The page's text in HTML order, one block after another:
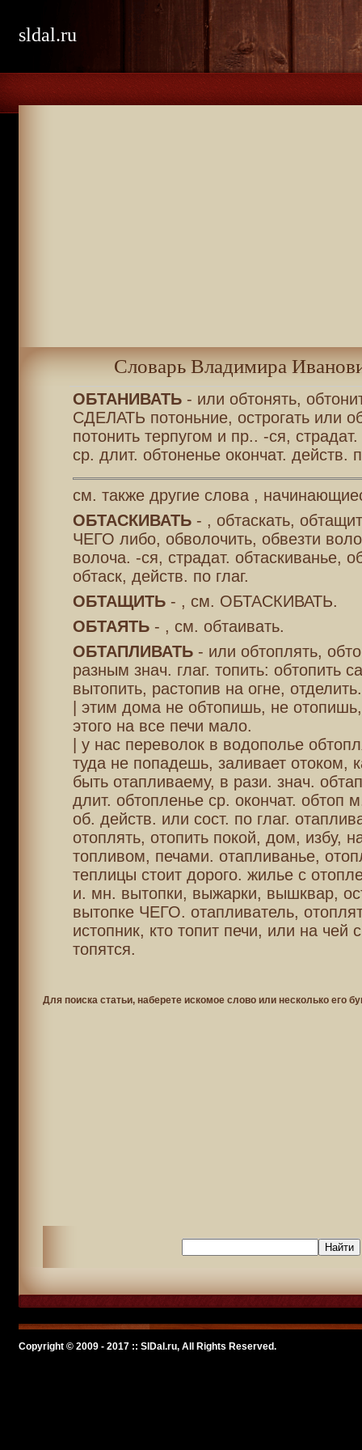
sldal.ru
Словарь Владимира
ОБТАНИВАТЬ- или обтонять,
СДЕЛАТЬ потоньние, острогать или
потонить терпугом и пр.. -ся,
ср. длит. обтоненье окончат. действ.
см. также другие слова ,
ОБТАСКИВАТЬ- , обтаскать,
ЧЕГО либо, обволочить, обвезти
волоча. -ся, страдат. обтаскиванье,
обтаск, действ. по глаг.
ОБТАЩИТЬ- , см. ОБТАСКИВАТЬ.
ОБТАЯТЬ- , см. обтаивать.
ОБТАПЛИВАТЬ- или обтоплять,
разным знач. глаг. топить: обтопить
вытопить, растопив на огне, отделить.
| этим дома не обтопишь, не
этого на все печи мало.
| у нас переволок в водополье
туда не попадешь, заливает отоком,
быть отапливаему, в рази. знач.
длит. обтопленье ср. окончат. обтоп
об. действ. или сост. по глаг.
отоплять, отопить покой, дом, избу,
топливом, печами. отапливанье,
теплицы стоит дорого. жилье с
и. мн. вытопки, выжарки, вышквар,
вытопке ЧЕГО. отапливатель,
истопник, кто топит печи, или на чей
топятся.
Для поиска статьи, наберете искомое слово или несколько его
Copyright © 2009 - 2017 :: SlDal.ru, All Rights Reserved.